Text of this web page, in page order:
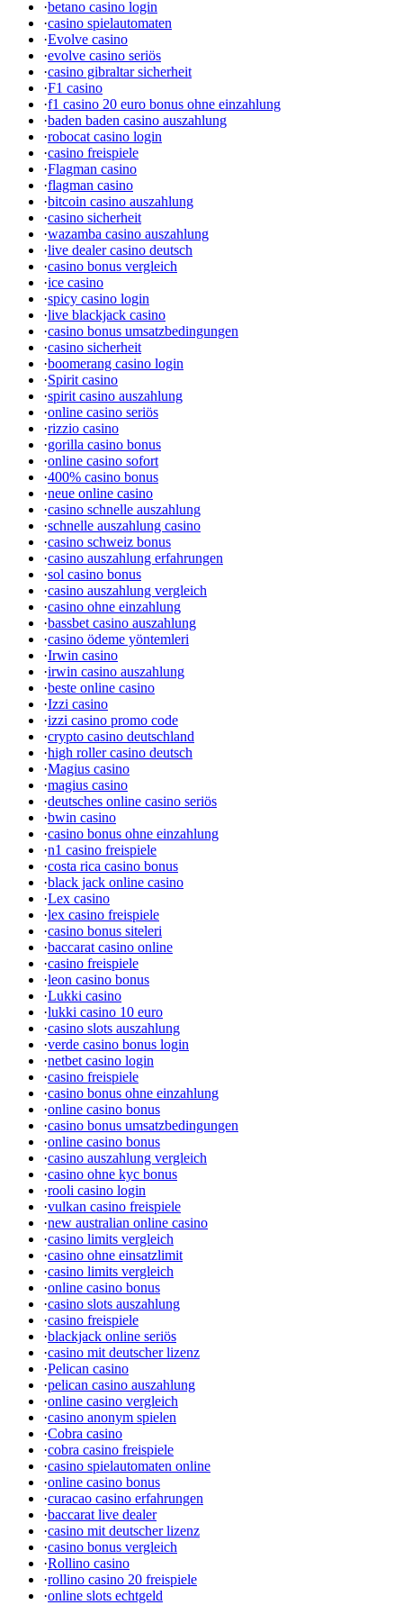
·betano casino login
·casino spielautomaten
·Evolve casino
·evolve casino seriös
·casino gibraltar sicherheit
·F1 casino
·f1 casino 20 euro bonus ohne einzahlung
·baden baden casino auszahlung
·robocat casino login
·casino freispiele
·Flagman casino
·flagman casino
·bitcoin casino auszahlung
·casino sicherheit
·wazamba casino auszahlung
·live dealer casino deutsch
·casino bonus vergleich
·ice casino
·spicy casino login
·live blackjack casino
·casino bonus umsatzbedingungen
·casino sicherheit
·boomerang casino login
·Spirit casino
·spirit casino auszahlung
·online casino seriös
·rizzio casino
·gorilla casino bonus
·online casino sofort
·400% casino bonus
·neue online casino
·casino schnelle auszahlung
·schnelle auszahlung casino
·casino schweiz bonus
·casino auszahlung erfahrungen
·sol casino bonus
·casino auszahlung vergleich
·casino ohne einzahlung
·bassbet casino auszahlung
·casino ödeme yöntemleri
·Irwin casino
·irwin casino auszahlung
·beste online casino
·Izzi casino
·izzi casino promo code
·crypto casino deutschland
·high roller casino deutsch
·Magius casino
·magius casino
·deutsches online casino seriös
·bwin casino
·casino bonus ohne einzahlung
·n1 casino freispiele
·costa rica casino bonus
·black jack online casino
·Lex casino
·lex casino freispiele
·casino bonus siteleri
·baccarat casino online
·casino freispiele
·leon casino bonus
·Lukki casino
·lukki casino 10 euro
·casino slots auszahlung
·verde casino bonus login
·netbet casino login
·casino freispiele
·casino bonus ohne einzahlung
·online casino bonus
·casino bonus umsatzbedingungen
·online casino bonus
·casino auszahlung vergleich
·casino ohne kyc bonus
·rooli casino login
·vulkan casino freispiele
·new australian online casino
·casino limits vergleich
·casino ohne einsatzlimit
·casino limits vergleich
·online casino bonus
·casino slots auszahlung
·casino freispiele
·blackjack online seriös
·casino mit deutscher lizenz
·Pelican casino
·pelican casino auszahlung
·online casino vergleich
·casino anonym spielen
·Cobra casino
·cobra casino freispiele
·casino spielautomaten online
·online casino bonus
·curacao casino erfahrungen
·baccarat live dealer
·casino mit deutscher lizenz
·casino bonus vergleich
·Rollino casino
·rollino casino 20 freispiele
·online slots echtgeld